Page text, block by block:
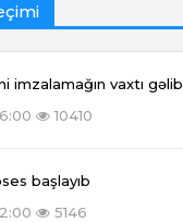
imzalamağın vaxtı gəlib
10410
başlayıb
5146